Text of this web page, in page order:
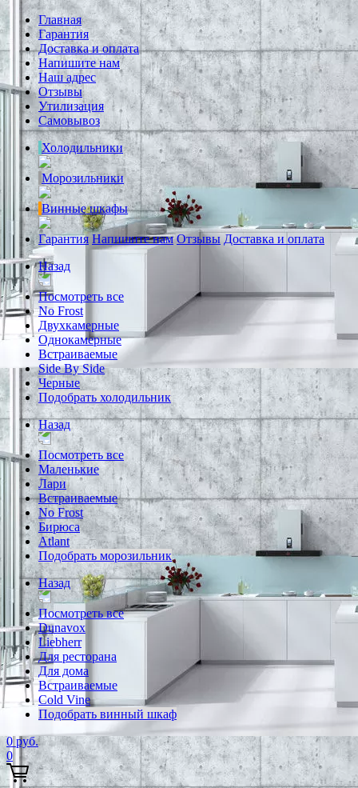
Главная
Гарантия
Доставка и оплата
Напишите нам
Наш адрес
Отзывы
Утилизация
Самовывоз
Холодильники
Морозильники
Винные шкафы
Гарантия Напишите нам Отзывы Доставка и оплата
Назад
Посмотреть все
No Frost
Двухкамерные
Однокамерные
Встраиваемые
Side By Side
Черные
Подобрать холодильник
Назад
Посмотреть все
Маленькие
Лари
Встраиваемые
No Frost
Бирюса
Atlant
Подобрать морозильник
Назад
Посмотреть все
Dunavox
Liebherr
Для ресторана
Для дома
Встраиваемые
Cold Vine
Подобрать винный шкаф
0 руб.
0